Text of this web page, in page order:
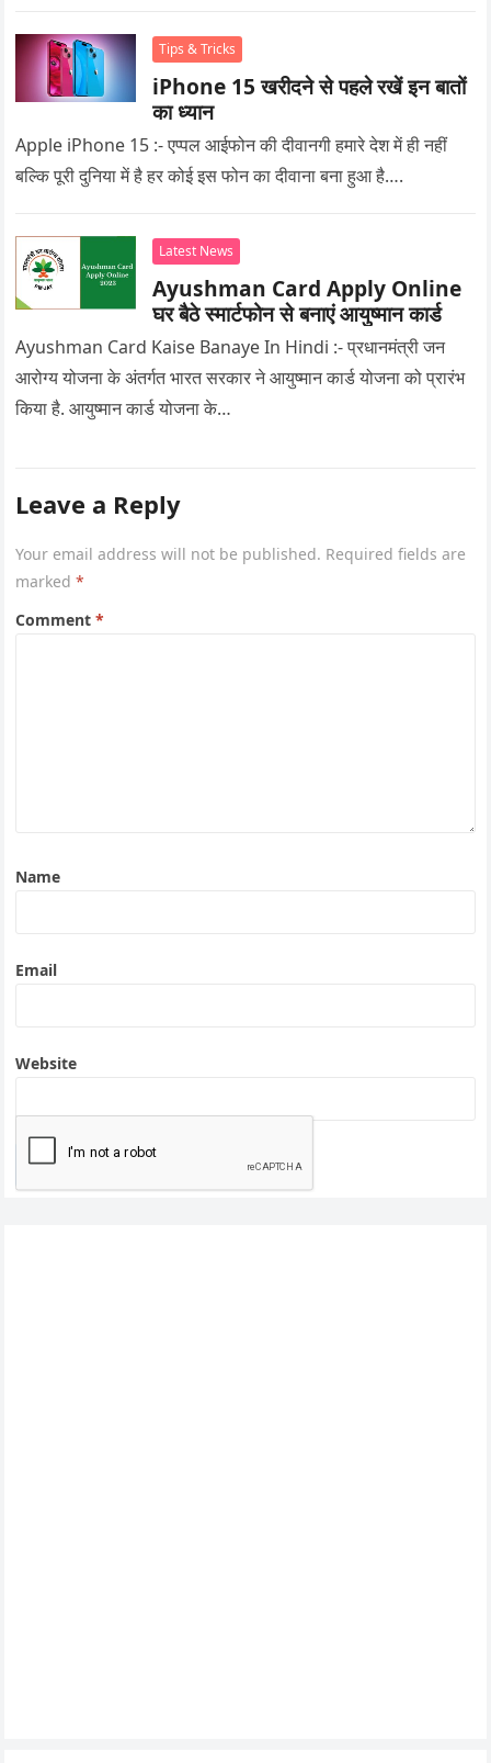
Tips & Tricks
iPhone 15 खरीदने से पहले रखें इन बातों
का ध्यान
Apple iPhone 15 :- एप्पल आईफोन की दीवानगी हमारे देश में ही नहीं
बल्कि पूरी दुनिया में है हर कोई इस फोन का दीवाना बना हुआ है….
Latest News
Ayushman Card Apply Online
घर बैठे स्मार्टफोन से बनाएं आयुष्मान कार्ड
Ayushman Card Kaise Banaye In Hindi :- प्रधानमंत्री जन
आरोग्य योजना के अंतर्गत भारत सरकार ने आयुष्मान कार्ड योजना को प्रारंभ
किया है. आयुष्मान कार्ड योजना के…
Leave a Reply
Your email address will not be published. Required fields are
marked*
Comment*
Name
Email
Website